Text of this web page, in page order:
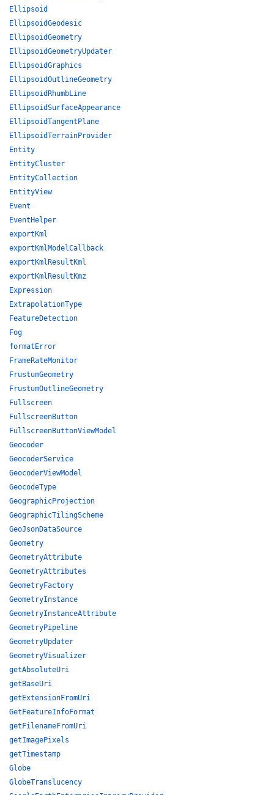
Ellipsoid
EllipsoidGeodesic
EllipsoidGeometry
EllipsoidGeometryUpdater
EllipsoidGraphics
EllipsoidOutlineGeometry
EllipsoidRhumbLine
EllipsoidSurfaceAppearance
EllipsoidTangentPlane
EllipsoidTerrainProvider
Entity
EntityCluster
EntityCollection
EntityView
Event
EventHelper
exportKml
exportKmlModelCallback
exportKmlResultKml
exportKmlResultKmz
Expression
ExtrapolationType
FeatureDetection
Fog
formatError
FrameRateMonitor
FrustumGeometry
FrustumOutlineGeometry
Fullscreen
FullscreenButton
FullscreenButtonViewModel
Geocoder
GeocoderService
GeocoderViewModel
GeocodeType
GeographicProjection
GeographicTilingScheme
GeoJsonDataSource
Geometry
GeometryAttribute
GeometryAttributes
GeometryFactory
GeometryInstance
GeometryInstanceAttribute
GeometryPipeline
GeometryUpdater
GeometryVisualizer
getAbsoluteUri
getBaseUri
getExtensionFromUri
GetFeatureInfoFormat
getFilenameFromUri
getImagePixels
getTimestamp
Globe
GlobeTranslucency